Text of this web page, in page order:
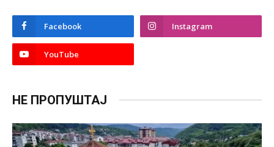
Facebook Instagram
YouTube
НЕ ПРОПУШТАЈ